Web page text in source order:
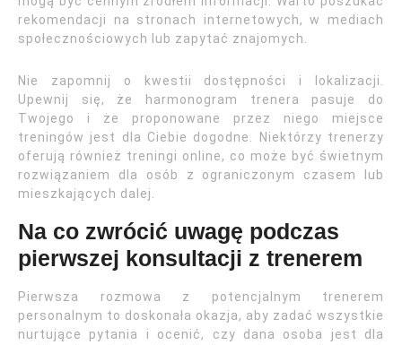
rekomendacji na stronach internetowych, w mediach
społecznościowych lub zapytać znajomych.
Nie zapomnij o kwestii dostępności i lokalizacji.
Upewnij się, że harmonogram trenera pasuje do
Twojego i że proponowane przez niego miejsce
treningów jest dla Ciebie dogodne. Niektórzy trenerzy
oferują również treningi online, co może być świetnym
rozwiązaniem dla osób z ograniczonym czasem lub
mieszkających dalej.
Na co zwrócić uwagę podczas
pierwszej konsultacji z trenerem
Pierwsza rozmowa z potencjalnym trenerem
personalnym to doskonała okazja, aby zadać wszystkie
nurtujące pytania i ocenić, czy dana osoba jest dla